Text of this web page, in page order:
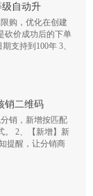
级自动升
购，优化在创建
砍价成功后的下单
支持到100年 3、
销二维码
销，新增按匹配
。 2、【新增】新
提醒，让分销商